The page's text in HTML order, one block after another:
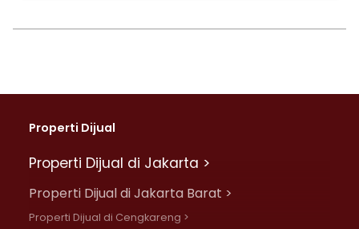
Properti Dijual
Properti Dijual di Jakarta >
Properti Dijual di Jakarta Barat >
Properti Dijual di Cengkareng >